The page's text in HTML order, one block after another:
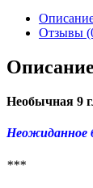
Отзывы
Описание
Необычная 9
Неожиданное
***